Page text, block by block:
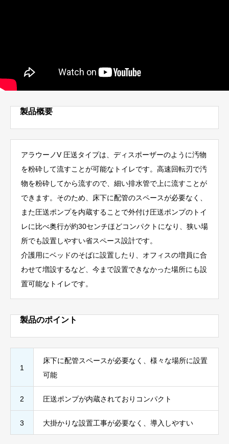
製品概要
アラウーノV 圧送タイプは、ディスポーザーのように汚物
を粉砕して流すことが可能なトイレです。高速回転刃で汚
物を粉砕してから流すので、細い排水管で上に流すことが
できます。そのため、床下に配管のスペースが必要なく、
また圧送ポンプを内蔵することで外付け圧送ポンプのトイ
レに比べ奥行が約30センチほどコンパクトになり、狭い場
所でも設置しやすい省スペース設計です。
介護用にベッドのそばに設置したり、オフィスの増員に合
わせて増設するなど、今まで設置できなかった場所にも設
置可能なトイレです。
製品のポイント
1
床下に配管スペースが必要なく、様々な場所に設置
可能
2 圧送ポンプが内蔵されておりコンパクト
3 大掛かりな設置工事が必要なく、導入しやすい